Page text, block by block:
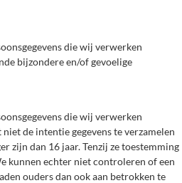
die wij verwerken
bijzondere en/of gevoelige
die wij verwerken
de intentie gegevens te verzamelen
zijn dan 16 jaar. Tenzij ze toestemming
kunnen echter niet controleren of een
ouders dan ook aan betrokken te